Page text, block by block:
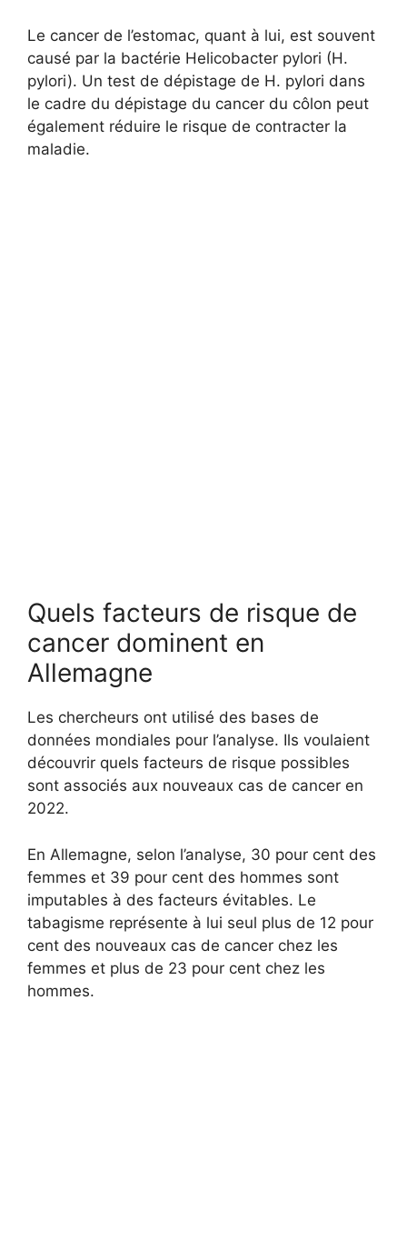
Le cancer de l’estomac, quant à lui, est souvent
causé par la bactérie Helicobacter pylori (H.
pylori). Un test de dépistage de H. pylori dans
le cadre du dépistage du cancer du côlon peut
également réduire le risque de contracter la
maladie.
Quels facteurs de risque de
cancer dominent en
Allemagne
Les chercheurs ont utilisé des bases de
données mondiales pour l’analyse. Ils voulaient
découvrir quels facteurs de risque possibles
sont associés aux nouveaux cas de cancer en
2022.
En Allemagne, selon l’analyse, 30 pour cent des
femmes et 39 pour cent des hommes sont
imputables à des facteurs évitables. Le
tabagisme représente à lui seul plus de 12 pour
cent des nouveaux cas de cancer chez les
femmes et plus de 23 pour cent chez les
hommes.